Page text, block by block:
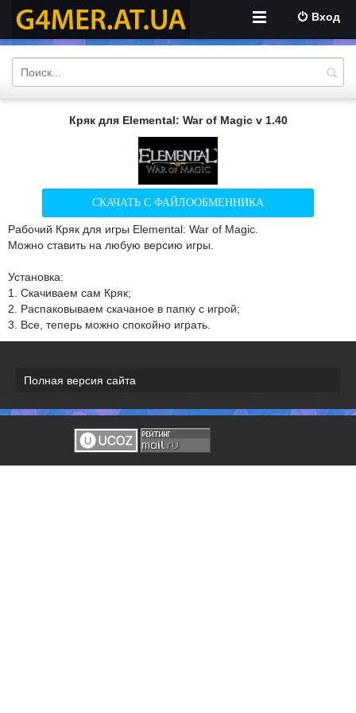
Вход
Кряк для Elemental: War of Magic v 1.40
СКАЧАТЬ С ФАЙЛООБМЕННИКА
Рабочий Кряк для игры Elemental: War of Magic.
Можно ставить на любую версию игры.
Установка:
1. Скачиваем сам Кряк;
2. Распаковываем скачаное в папку с игрой;
3. Все, теперь можно спокойно играть.
Полная версия сайта